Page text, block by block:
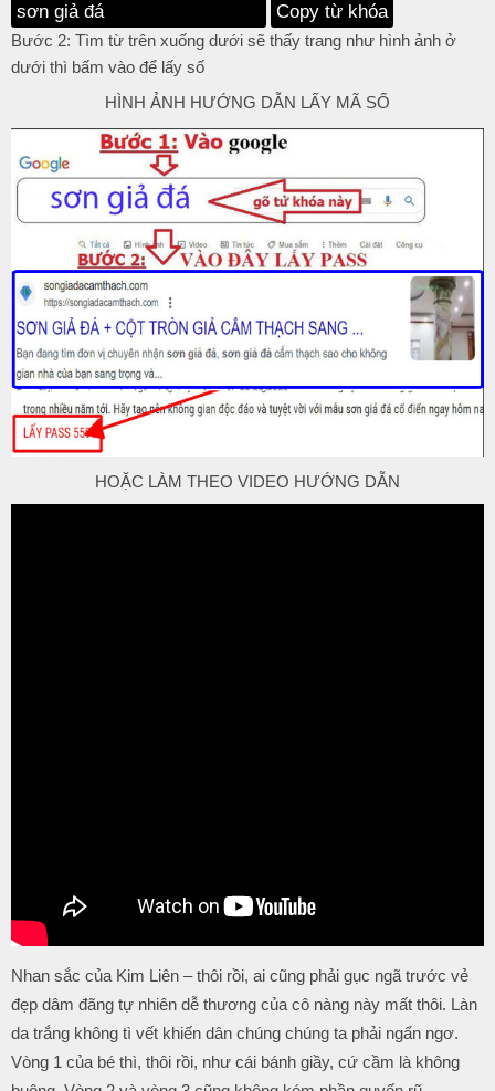
Copy từ khóa
Bước 2: Tìm từ trên xuống dưới sẽ thấy trang như hình ảnh ở
dưới thì bấm vào để lấy số
HÌNH ẢNH HƯỚNG DẪN LẤY MÃ SỐ
HOẶC LÀM THEO VIDEO HƯỚNG DẪN
Nhan sắc của Kim Liên – thôi rồi, ai cũng phải gục ngã trước vẻ
đẹp dâm đãng tự nhiên dễ thương của cô nàng này mất thôi. Làn
da trắng không tì vết khiến dân chúng chúng ta phải ngẩn ngơ.
Vòng 1 của bé thì, thôi rồi, như cái bánh giầy, cứ cầm là không